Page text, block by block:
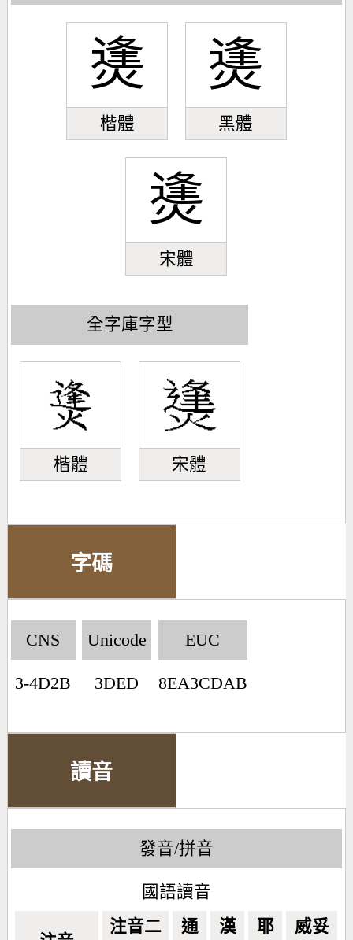
㷭
楷體
㷭
黑體
㷭
宋體
全字庫字型
楷體 宋體
字碼
CNS
3-4D2B
Unicode
3DED
EUC
8EA3CDAB
讀音
發音/拼音
國語讀音
注音二 通 漢 耶 威妥